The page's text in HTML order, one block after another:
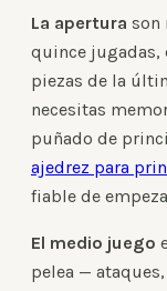
La apertura son
quince jugadas,
piezas de la
necesitas
puñado de
ajedrez para
fiable de
El medio juego
pelea —